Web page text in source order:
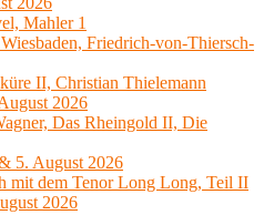
Mahler 1
Friedrich-von-Thiersch-
II, Christian Thielemann
2026
Das Rheingold II, Die
5. August 2026
mit dem Tenor Long Long, Teil II
2026